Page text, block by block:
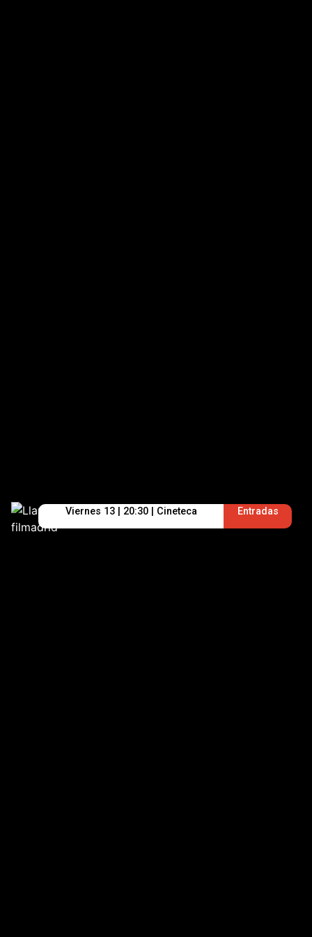
Viernes 13 | 20:30 | Cineteca Entradas